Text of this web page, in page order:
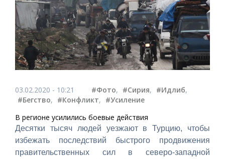
03.02.2020 - 10:21 #Фото, #Сирия, #Идлиб,
#Бегство, #Конфликт, #Усиление
В регионе усилились боевые действия
Десятки тысяч людей уезжают в Турцию, чтобы
избежать последствий быстрого продвижения
правительственных сил в северо-западной